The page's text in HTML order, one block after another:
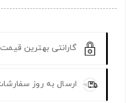
گارانتی بهترین
ارسال به روز